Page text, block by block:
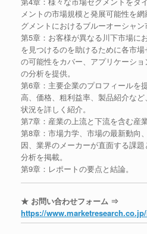
メントの市場規模と発展可能性を
グメントにおけるブルーオーシャン
第5章：お客様が異なる川下市場に
を見つけるのを助けるために各市
の可能性をカバー、アプリケーシ
の分析を提供。
第6章：主要企業のプロフィールを
高、価格、粗利益率、製品紹介な
状況を詳しく紹介。
第7章：産業の上流と下流を含む産
第8章：市場力学、市場の最新動向
因、業界のメーカーが直面する課
分析を掲載。
第9章：レポートの要点と結論。
★ お問い合わせフォーム ⇒
https://